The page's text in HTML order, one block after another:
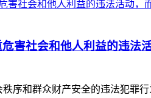
害社会和他人利益的违
序和群众财产安全的违法犯罪